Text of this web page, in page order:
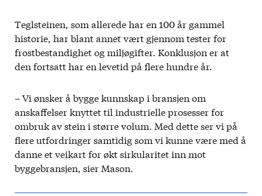
Teglsteinen, som allerede har en 100 år gammel
historie, har blant annet vært gjennom tester for
frostbestandighet og miljøgifter. Konklusjon er at
den fortsatt har en levetid på flere hundre år.
– Vi ønsker å bygge kunnskap i bransjen om
anskaffelser knyttet til industrielle prosesser for
ombruk av stein i større volum. Med dette ser vi på
flere utfordringer samtidig som vi kunne være med å
danne et veikart for økt sirkularitet inn mot
byggebransjen, sier Mason.